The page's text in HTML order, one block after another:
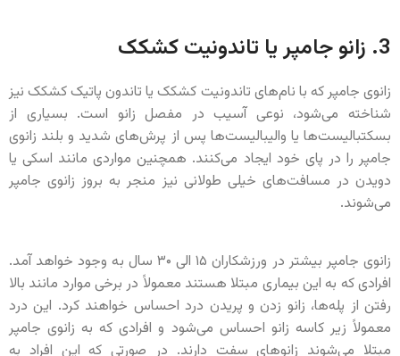
3. زانو جامپر یا تاندونیت کشکک
زانوی جامپر که با نام‌های تاندونیت کشکک یا تاندون پاتیک کشکک نیز
شناخته می‌شود، نوعی آسیب در مفصل زانو است. بسیاری از
بسکتبالیست‌ها یا والیبالیست‌ها پس از پرش‌های شدید و بلند زانوی
جامپر را در پای خود ایجاد می‌کنند. همچنین مواردی مانند اسکی یا
دویدن در مسافت‌های خیلی طولانی نیز منجر به بروز زانوی جامپر
می‌شوند.
زانوی جامپر بیشتر در ورزشکاران ۱۵ الی ۳۰ سال به وجود خواهد آمد.
افرادی که به این بیماری مبتلا هستند معمولاً در برخی موارد مانند بالا
رفتن از پله‌ها، زانو زدن و پریدن درد احساس خواهند کرد. این درد
معمولاً زیر کاسه زانو احساس می‌شود و افرادی که به زانوی جامپر
مبتلا می‌شوند زانوهای سفت دارند. در صورتی که این افراد به